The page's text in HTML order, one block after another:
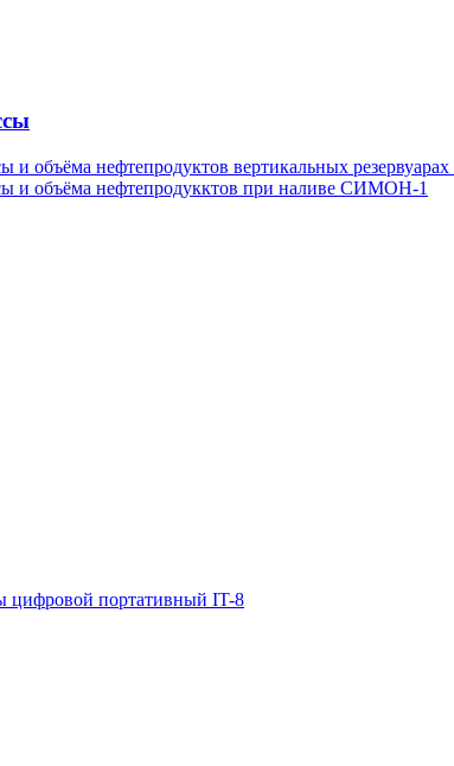
и объёма нефтепродуктов вертикальных
и объёма нефтепродукктов при наливе СИМОН-1
цифровой портативный IT-8